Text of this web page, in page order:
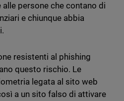
persone che contano di
e chiunque abbia
resistenti al phishing
questo rischio. Le
legata al sito web
a un sito falso di attivare